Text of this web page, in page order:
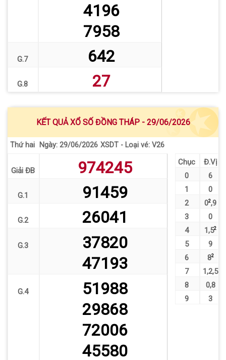
4196
7958
G.7 642
G.8 27
KẾT QUẢ XỔ SỐ ĐỒNG THÁP - 29/06/2026
Thứ hai Ngày: 29/06/2026 XSDT - Loại vé: V26
Giải ĐB 974245
G.1 91459
G.2 26041
G.3
37820
47193
G.4
51988
29868
72006
45580
Chục
Đ.Vị
0
6
1
0
2
02,9
3
0
4
1,52
5
9
6
82
7 1,2,5
8
0,8
9
3